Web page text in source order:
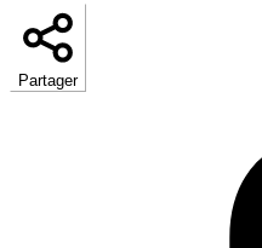
Partager